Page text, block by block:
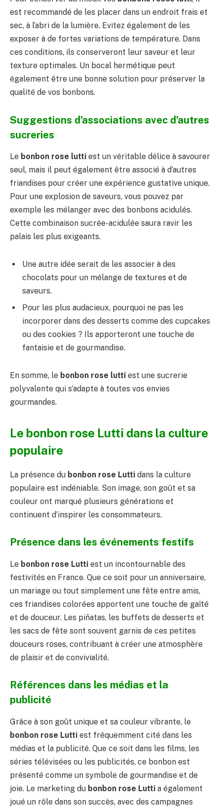
est recommandé de les placer dans un endroit frais et
sec, à l’abri de la lumière. Evitez également de les
exposer à de fortes variations de température. Dans
ces conditions, ils conserveront leur saveur et leur
texture optimales. Un bocal hermétique peut
également être une bonne solution pour préserver la
qualité de vos bonbons.
Suggestions d’associations avec d’autres
sucreries
Le bonbon rose lutti est un véritable délice à savourer
seul, mais il peut également être associé à d’autres
friandises pour créer une expérience gustative unique.
Pour une explosion de saveurs, vous pouvez par
exemple les mélanger avec des bonbons acidulés.
Cette combinaison sucrée-acidulée saura ravir les
palais les plus exigeants.
Une autre idée serait de les associer à des
chocolats pour un mélange de textures et de
saveurs.
Pour les plus audacieux, pourquoi ne pas les
incorporer dans des desserts comme des cupcakes
ou des cookies ? Ils apporteront une touche de
fantaisie et de gourmandise.
En somme, le bonbon rose lutti est une sucrerie
polyvalente qui s’adapte à toutes vos envies
gourmandes.
Le bonbon rose Lutti dans la culture
populaire
La présence du bonbon rose Lutti dans la culture
populaire est indéniable. Son image, son goût et sa
couleur ont marqué plusieurs générations et
continuent d’inspirer les consommateurs.
Présence dans les événements festifs
Le bonbon rose Lutti est un incontournable des
festivités en France. Que ce soit pour un anniversaire,
un mariage ou tout simplement une fête entre amis,
ces friandises colorées apportent une touche de gaîté
et de douceur. Les piñatas, les buffets de desserts et
les sacs de fête sont souvent garnis de ces petites
douceurs roses, contribuant à créer une atmosphère
de plaisir et de convivialité.
Références dans les médias et la
publicité
Grâce à son goût unique et sa couleur vibrante, le
bonbon rose Lutti est fréquemment cité dans les
médias et la publicité. Que ce soit dans les films, les
séries télévisées ou les publicités, ce bonbon est
présenté comme un symbole de gourmandise et de
joie. Le marketing du bonbon rose Lutti a également
joué un rôle dans son succès, avec des campagnes